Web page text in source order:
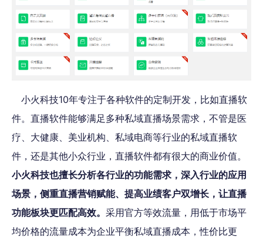
小火科技10年专注于各种软件的定制开发，比如直播软
件。直播软件能够满足多种私域直播场景需求，不管是医
疗、大健康、美业机构、私域电商等行业的私域直播软
件，还是其他小众行业，直播软件都有很大的商业价值。
小火科技也擅长分析各行业的功能需求，深入行业的应用
场景，侧重直播营销赋能、提高业绩客户双增长，让直播
功能板块更匹配高效。 采用官方等效流量，用低于市场平
均价格的流量成本为企业平衡私域直播成本，性价比更